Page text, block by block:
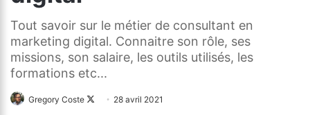
Tout savoir sur le métier de consultant en
marketing digital. Connaitre son rôle, ses
missions, son salaire, les outils utilisés, les
formations etc...
Gregory Coste
Follow28 avril 2021